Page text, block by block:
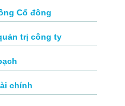
Cổ đông
trị công ty
chính